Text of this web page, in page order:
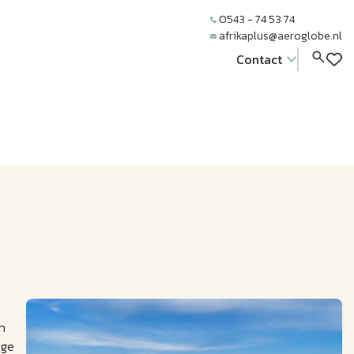
0543 - 74 53 74
afrikaplus@aeroglobe.nl
Contact